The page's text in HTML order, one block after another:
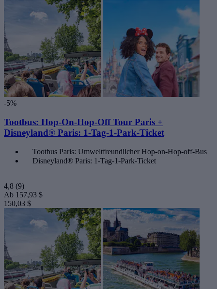
-5%
Tootbus: Hop-On-Hop-Off Tour Paris +
Disneyland® Paris: 1-Tag-1-Park-Ticket
Tootbus Paris: Umweltfreundlicher Hop-on-Hop-off-Bus
Disneyland® Paris: 1-Tag-1-Park-Ticket
4,8 (9)
Ab 157,93 $
150,03 $